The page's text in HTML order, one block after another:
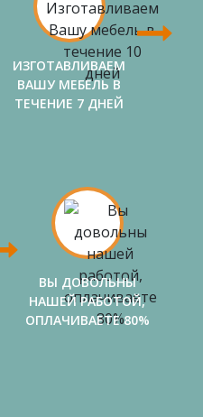
ИЗГОТАВЛИВАЕМ
ВАШУ МЕБЕЛЬ В
ТЕЧЕНИЕ 7 ДНЕЙ
ВЫ ДОВОЛЬНЫ
НАШЕЙ РАБОТОЙ,
ОПЛАЧИВАЕТЕ 80%